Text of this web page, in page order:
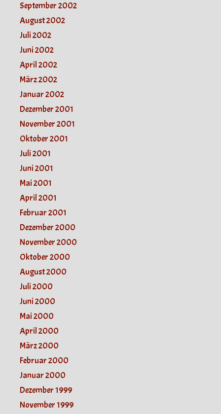
September 2002
August 2002
Juli 2002
Juni 2002
April 2002
März 2002
Januar 2002
Dezember 2001
November 2001
Oktober 2001
Juli 2001
Juni 2001
Mai 2001
April 2001
Februar 2001
Dezember 2000
November 2000
Oktober 2000
August 2000
Juli 2000
Juni 2000
Mai 2000
April 2000
März 2000
Februar 2000
Januar 2000
Dezember 1999
November 1999